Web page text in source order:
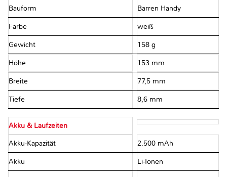
Bauform Barren Handy
Farbe weiß
Gewicht 158 g
Höhe 153 mm
Breite 77,5 mm
Tiefe 8,6 mm
Akku & Laufzeiten
Akku-Kapazität 2.500 mAh
Akku Li-Ionen